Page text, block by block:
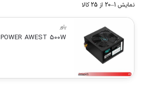
نمایش 1–20 از 25 کالا
پاور
POWER AWEST 500W